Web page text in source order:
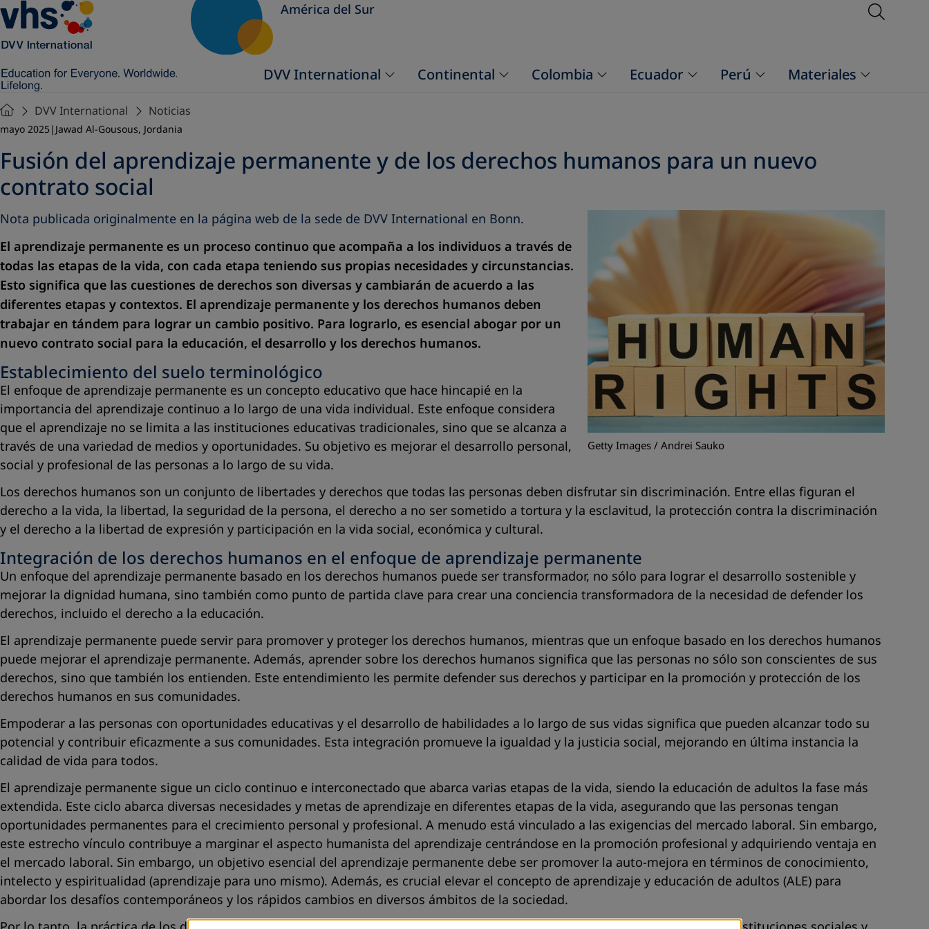
América del Sur Open
DVV International Continental Colombia Ecuador Perú Materiales
DVV International Noticias
mayo 2025 Jawad Al-Gousous, Jordania
Fusión del aprendizaje permanente y de los derechos humanos para un nuevo
contrato social
Getty Images / Andrei Sauko
Nota publicada originalmente en la página web de la sede de DVV International en Bonn.
El aprendizaje permanente es un proceso continuo que acompaña a los individuos a través de
todas las etapas de la vida, con cada etapa teniendo sus propias necesidades y circunstancias.
Esto significa que las cuestiones de derechos son diversas y cambiarán de acuerdo a las
diferentes etapas y contextos. El aprendizaje permanente y los derechos humanos deben
trabajar en tándem para lograr un cambio positivo. Para lograrlo, es esencial abogar por un
nuevo contrato social para la educación, el desarrollo y los derechos humanos.
Establecimiento del suelo terminológico
El enfoque de aprendizaje permanente es un concepto educativo que hace hincapié en la
importancia del aprendizaje continuo a lo largo de una vida individual. Este enfoque considera
que el aprendizaje no se limita a las instituciones educativas tradicionales, sino que se alcanza a
través de una variedad de medios y oportunidades. Su objetivo es mejorar el desarrollo personal,
social y profesional de las personas a lo largo de su vida.
Los derechos humanos son un conjunto de libertades y derechos que todas las personas deben disfrutar sin discriminación. Entre ellas figuran el
derecho a la vida, la libertad, la seguridad de la persona, el derecho a no ser sometido a tortura y la esclavitud, la protección contra la discriminación
y el derecho a la libertad de expresión y participación en la vida social, económica y cultural.
Integración de los derechos humanos en el enfoque de aprendizaje permanente
Un enfoque del aprendizaje permanente basado en los derechos humanos puede ser transformador, no sólo para lograr el desarrollo sostenible y
mejorar la dignidad humana, sino también como punto de partida clave para crear una conciencia transformadora de la necesidad de defender los
derechos, incluido el derecho a la educación.
El aprendizaje permanente puede servir para promover y proteger los derechos humanos, mientras que un enfoque basado en los derechos humanos
puede mejorar el aprendizaje permanente. Además, aprender sobre los derechos humanos significa que las personas no sólo son conscientes de sus
derechos, sino que también los entienden. Este entendimiento les permite defender sus derechos y participar en la promoción y protección de los
derechos humanos en sus comunidades.
Empoderar a las personas con oportunidades educativas y el desarrollo de habilidades a lo largo de sus vidas significa que pueden alcanzar todo su
potencial y contribuir eficazmente a sus comunidades. Esta integración promueve la igualdad y la justicia social, mejorando en última instancia la
calidad de vida para todos.
El aprendizaje permanente sigue un ciclo continuo e interconectado que abarca varias etapas de la vida, siendo la educación de adultos la fase más
extendida. Este ciclo abarca diversas necesidades y metas de aprendizaje en diferentes etapas de la vida, asegurando que las personas tengan
oportunidades permanentes para el crecimiento personal y profesional. A menudo está vinculado a las exigencias del mercado laboral. Sin embargo,
este estrecho vínculo contribuye a marginar el aspecto humanista del aprendizaje centrándose en la promoción profesional y adquiriendo ventaja en
el mercado laboral. Sin embargo, un objetivo esencial del aprendizaje permanente debe ser promover la auto-mejora en términos de conocimiento,
intelecto y espiritualidad (aprendizaje para uno mismo). Además, es crucial elevar el concepto de aprendizaje y educación de adultos (ALE) para
abordar los desafíos contemporáneos y los rápidos cambios en diversos ámbitos de la sociedad.